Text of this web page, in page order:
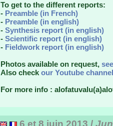
To get to the different reports:
- Preamble (in French)
- Preamble (in english)
- Synthesis report (in english)
- Scientific report (in english)
- Fieldwork report (in english)
Photos available on request, see
Also check our Youtube channel
For more info :
6 et 8 juin 2013 /